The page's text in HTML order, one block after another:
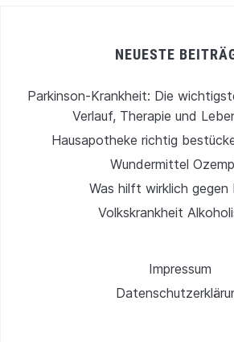
NEUESTE
Parkinson-Krankheit: Die
Verlauf, Therapie und
Hausapotheke richtig
Wundermittel
Was hilft wirklich gegen
Volkskrankheit
Impressum